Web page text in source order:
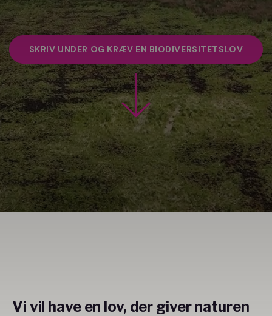
SKRIV UNDER OG KRÆV EN BIODIVERSITETSLOV
Vi vil have en lov, der giver naturen